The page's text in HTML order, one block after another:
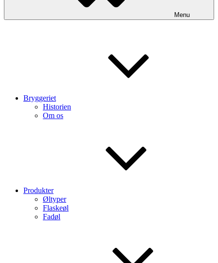
Menu
Bryggeriet
Historien
Om os
Produkter
Øltyper
Flaskeøl
Fadøl